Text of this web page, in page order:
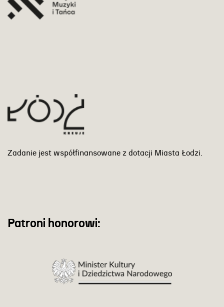
Zadanie jest współfinansowane z dotacji Miasta Łodzi.
Patroni honorowi: